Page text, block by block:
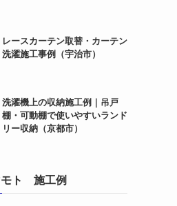
レースカーテン取替・カーテン
洗濯施工事例（宇治市）
洗濯機上の収納施工例｜吊戸
棚・可動棚で使いやすいランド
リー収納（京都市）
モト 施工例